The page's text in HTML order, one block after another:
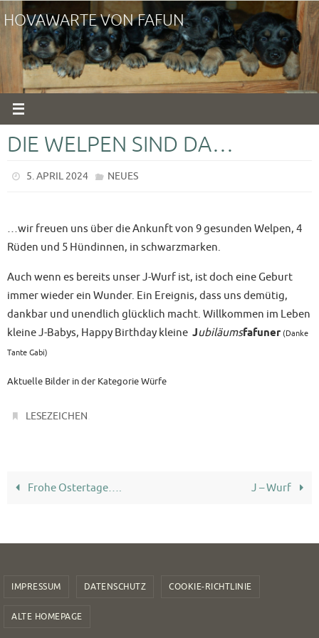
Zum
Inhalt
springen
HOVAWARTE VON FAFUN
DIE WELPEN SIND DA…
5. APRIL 2024 NEUES
…wir freuen uns über die Ankunft von 9 gesunden Welpen, 4
Rüden und 5 Hündinnen, in schwarzmarken.
Auch wenn es bereits unser J-Wurf ist, ist doch eine Geburt
immer wieder ein Wunder. Ein Ereignis, dass uns demütig,
dankbar und unendlich glücklich macht. Willkommen im Leben
kleine J-Babys, Happy Birthday kleine Jubiläumsfafuner (Danke
Tante Gabi)
Aktuelle Bilder in der Kategorie Würfe
LESEZEICHEN
Frohe Ostertage…. J – Wurf
IMPRESSUM DATENSCHUTZ COOKIE-RICHTLINIE
ALTE HOMEPAGE